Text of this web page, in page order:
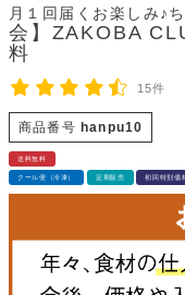
月１回届くお楽しみ♪
会】ZAKOBA
料
15件
商品番号 hanpu10
送料無料
クール便（冷凍） 定期販売 初回特別価